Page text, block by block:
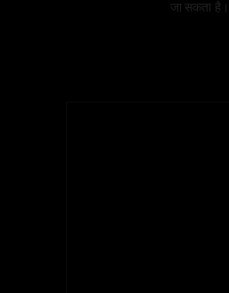
जा सकता है।